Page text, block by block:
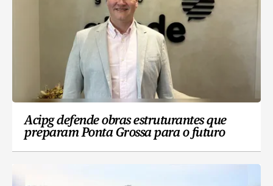
Acipg defende obras estruturantes que
preparam Ponta Grossa para o futuro